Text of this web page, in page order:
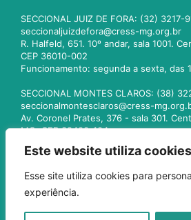
Este website utiliza cookies
Esse site utiliza cookies para
experiência.
SECCIONAL JUIZ DE FORA: (32) 3217-
seccionaljuizdefora@cress-mg.org.br
R. Halfeld, 651. 10º andar, sala 1001.
CEP 36010-002
Funcionamento: segunda a sexta, das
SECCIONAL MONTES CLAROS: (38)
seccionalmontesclaros@cress-
Av. Coronel Prates, 376 - sala 301.
MG. CEP 39400-104
seccionaluberlandia@cress-mg.org.br
Av. Afonso Pena, 547 - sala 101.